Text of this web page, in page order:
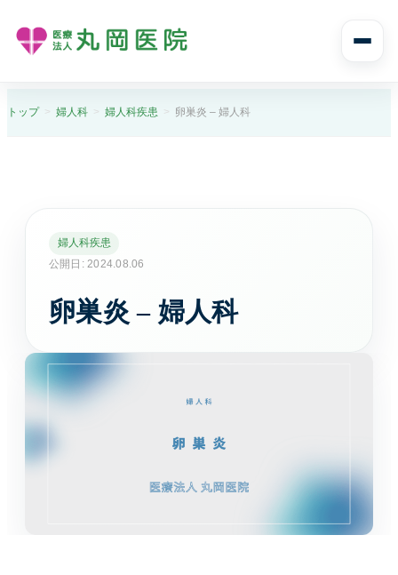
診療案内
消化器内科
循環器内科
月経や更年期など女性特有のお悩みに寄り添いま
トップ 婦人科 婦人科疾患 卵巣炎 – 婦人科
婦人科疾患
公開日: 2024.08.06
卵巣炎 – 婦人科